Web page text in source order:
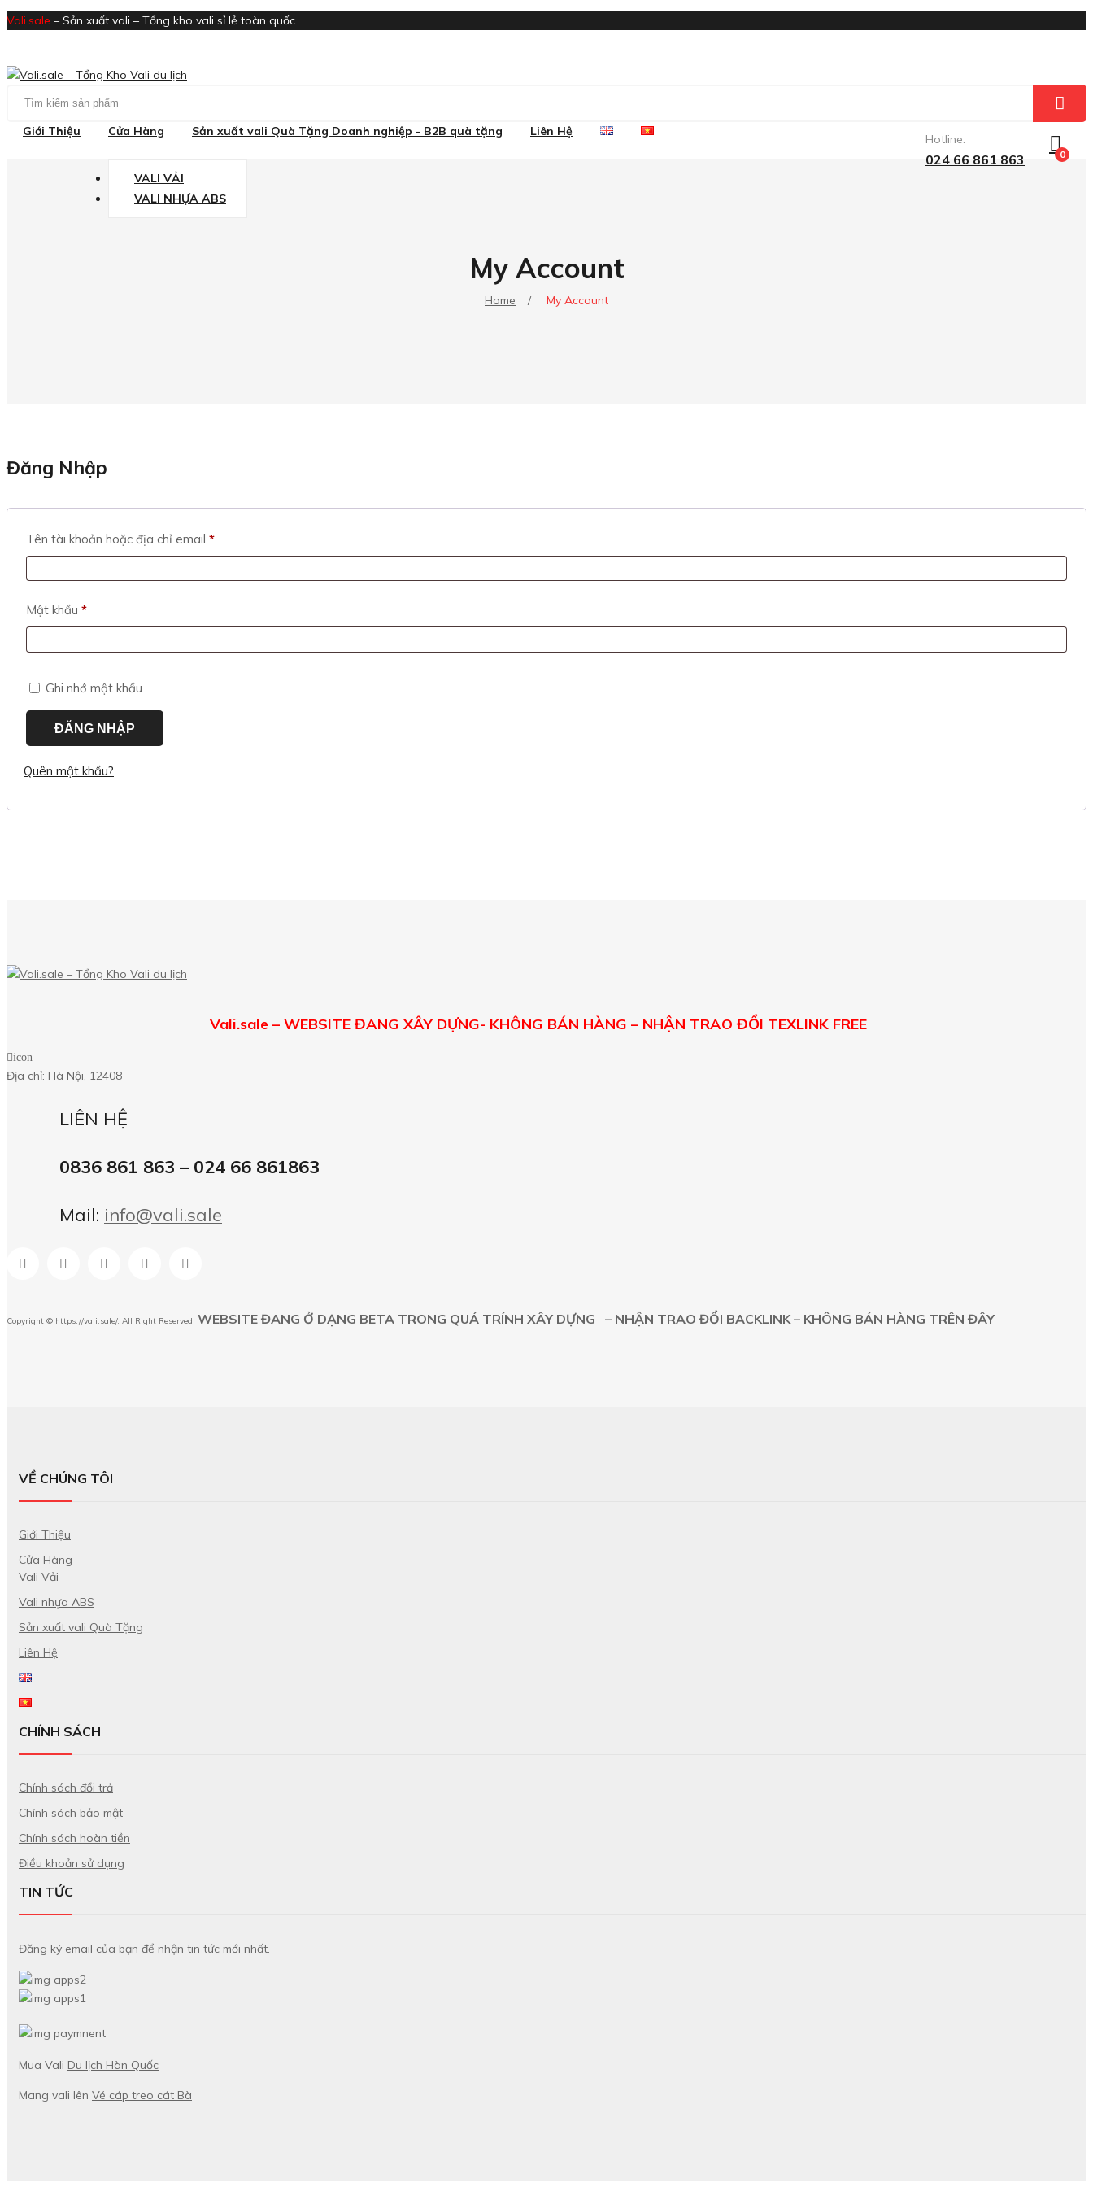
Vali.sale – Sản xuất vali – Tổng kho vali sỉ lẻ toàn quốc
Hotline:
024 66 861 863 0
Giới Thiệu Cửa Hàng
VALI VẢI
VALI NHỰA ABS
Sản xuất vali Quà Tặng Doanh nghiệp - B2B quà tặng Liên Hệ
My Account
Home / My Account
Đăng Nhập
Tên tài khoản hoặc địa chỉ email *Bắt
Mật khẩu *Bắt
Ghi nhớ mật khẩu
ĐĂNG NHẬP
Quên mật khẩu?
Vali.sale – WEBSITE ĐANG XÂY DỰNG- KHÔNG BÁN HÀNG – NHẬN TRAO ĐỔI TEXLINK FREE
icon
Địa chỉ: Hà Nội, 12408
LIÊN HỆ
0836 861 863 – 024 66 861863
Mail: info@vali.sale
Copyright © https://vali.sale/. All Right Reserved. WEBSITE ĐANG Ở DẠNG BETA TRONG QUÁ TRÍNH XÂY DỰNG – NHẬN TRAO ĐỔI BACKLINK – KHÔNG BÁN HÀNG TRÊN ĐÂY
VỀ CHÚNG TÔI
Giới Thiệu
Cửa Hàng
Vali Vải
Vali nhựa ABS
Sản xuất vali Quà Tặng
Liên Hệ
CHÍNH SÁCH
Chính sách đổi trả
Chính sách bảo mật
Chính sách hoàn tiền
Điều khoản sử dụng
TIN TỨC
Đăng ký email của bạn để nhận tin tức mới nhất.
Mua Vali Du lịch Hàn Quốc
Mang vali lên Vé cáp treo cát Bà